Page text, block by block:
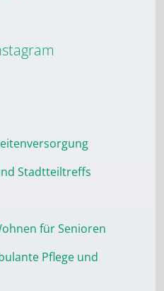
Stadtteiltreffs
für Senioren
Pflege und